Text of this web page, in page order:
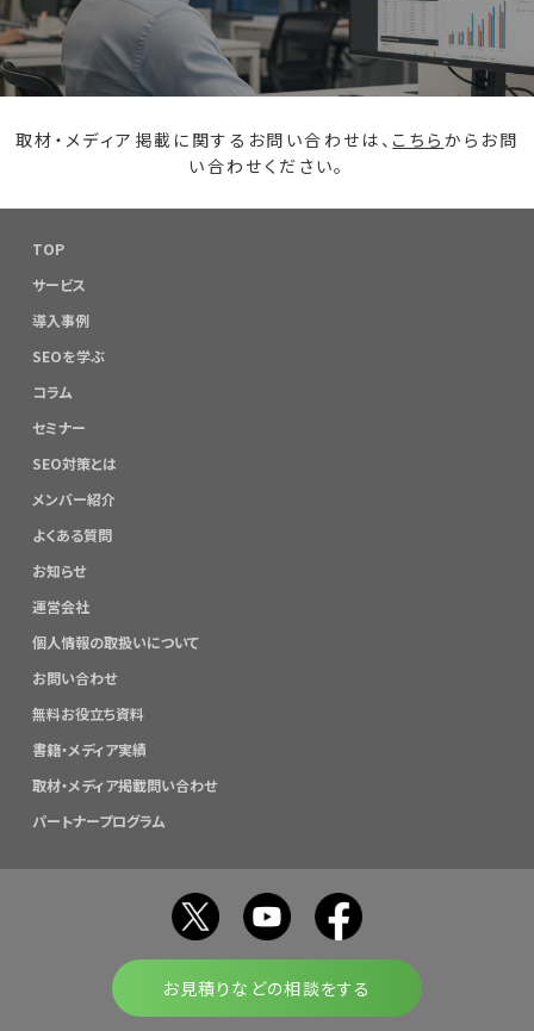
取材・メディア掲載に関するお問い合わせは、 こちら からお問
い合わせください。
TOP
サービス
導入事例
SEOを学ぶ
コラム
セミナー
SEO対策とは
メンバー紹介
よくある質問
お知らせ
運営会社
個人情報の取扱いについて
お問い合わせ
無料お役立ち資料
書籍・メディア実績
取材・メディア掲載問い合わせ
パートナープログラム
お見積りなどの相談をする